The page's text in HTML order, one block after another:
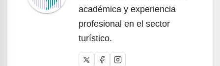
académica y experiencia
profesional en el sector
turístico.